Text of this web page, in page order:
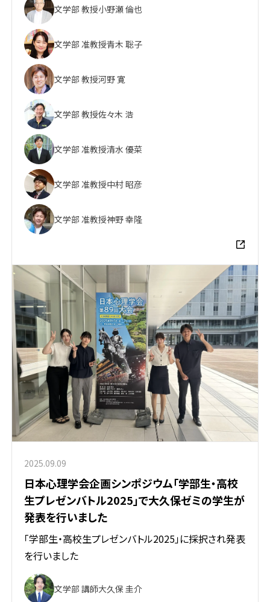
文学部 教授小野瀬 倫也
文学部 准教授青木 聡子
文学部 教授河野 寛
文学部 教授佐々木 浩
文学部 准教授清水 優菜
文学部 准教授中村 昭彦
文学部 准教授神野 幸隆
2025.09.09
日本心理学会企画シンポジウム「学部生・高校
生プレゼンバトル2025」で大久保ゼミの学生が
発表を行いました
「学部生・高校生プレゼンバトル2025」に採択され発表
を行いました
文学部 講師大久保 圭介